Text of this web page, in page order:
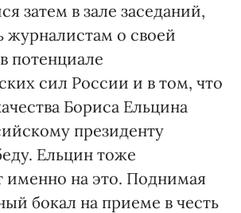
затем в зале заседаний,
журналистам о своей
потенциале
сил России и в том, что
Бориса Ельцина
президенту
Ельцин тоже
именно на это. Поднимая
бокал на приеме в честь